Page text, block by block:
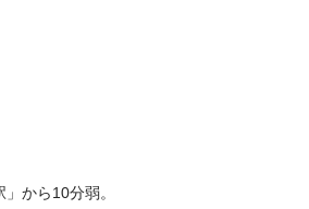
から10分弱。